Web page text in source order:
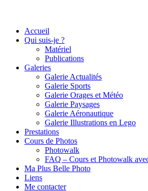
Accueil
Qui suis-je ?
Matériel
Publications
Galeries
Galerie Actualités
Galerie Sports
Galerie Orages et Météo
Galerie Paysages
Galerie Aéronautique
Galerie Illustrations en Lego
Prestations
Cours de Photos
Photowalk
FAQ – Cours et Photowalk
Ma Plus Belle Photo
Liens
Me contacter